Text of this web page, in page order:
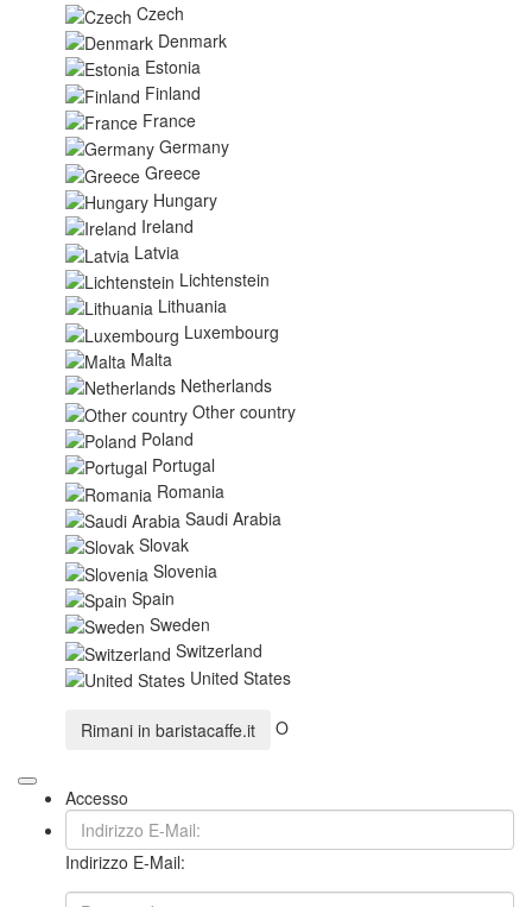
Czech
Denmark
Estonia
Finland
France
Germany
Greece
Hungary
Ireland
Latvia
Lichtenstein
Lithuania
Luxembourg
Malta
Netherlands
Other country
Poland
Portugal
Romania
Saudi Arabia
Slovak
Slovenia
Spain
Sweden
Switzerland
United States
Rimani in baristacaffe.it O
Accesso
Indirizzo E-Mail: